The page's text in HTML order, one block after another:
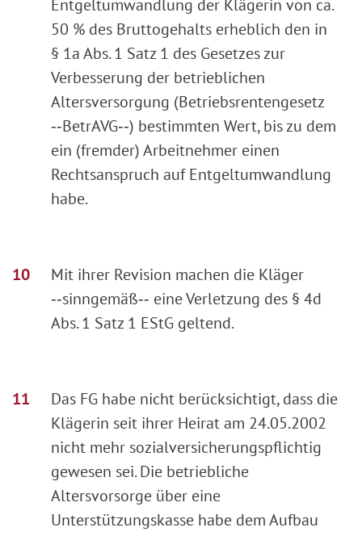
Entgeltumwandlung der Klägerin von ca.
50 % des Bruttogehalts erheblich den in
§ 1a Abs. 1 Satz 1 des Gesetzes zur
Verbesserung der betrieblichen
Altersversorgung (Betriebsrentengesetz
‑‑BetrAVG‑‑) bestimmten Wert, bis zu dem
ein (fremder) Arbeitnehmer einen
Rechtsanspruch auf Entgeltumwandlung
habe.
Mit ihrer Revision machen die Kläger
‑‑sinngemäß‑‑ eine Verletzung des § 4d
Abs. 1 Satz 1 EStG geltend.
Das FG habe nicht berücksichtigt, dass die
Klägerin seit ihrer Heirat am 24.05.2002
nicht mehr sozialversicherungspflichtig
gewesen sei. Die betriebliche
Altersvorsorge über eine
Unterstützungskasse habe dem Aufbau